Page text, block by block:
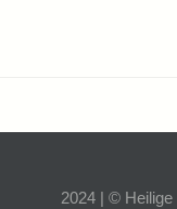
2024 | ©